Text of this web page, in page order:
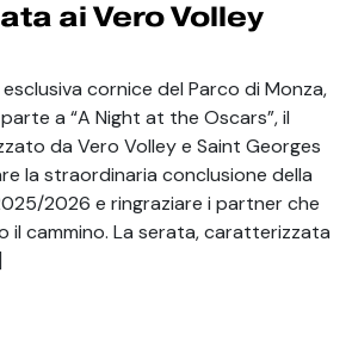
ai Vero Volley
cornice del Parco di Monza,
a “A Night at the Oscars”, il
da Vero Volley e Saint Georges
la straordinaria conclusione della
2026 e ringraziare i partner che
il cammino. La serata, caratterizzata